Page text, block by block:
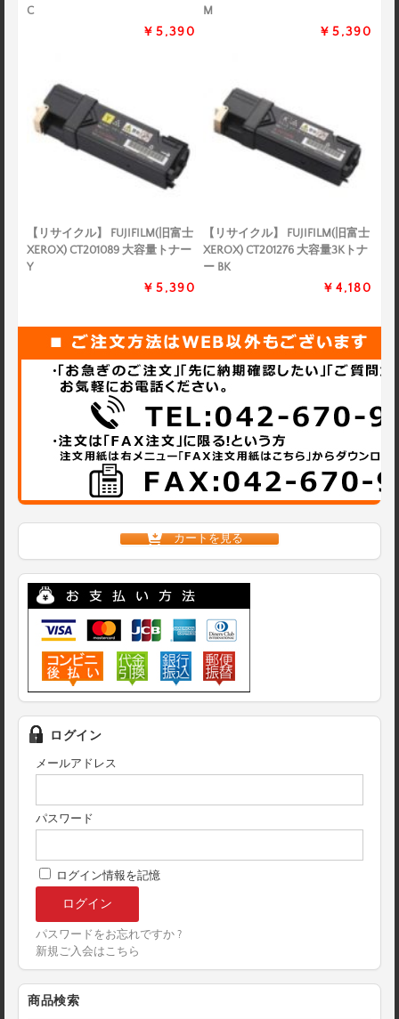
C
￥5,390
M
￥5,390
【リサイクル】 FUJIFILM(旧富士
XEROX) CT201089 大容量トナー
Y
￥5,390
【リサイクル】 FUJIFILM(旧富士
XEROX) CT201276 大容量3Kトナ
ー BK
￥4,180
カートを見る
ログイン
メールアドレス
パスワード
ログイン情報を記憶
パスワードをお忘れですか ?
新規ご入会はこちら
商品検索